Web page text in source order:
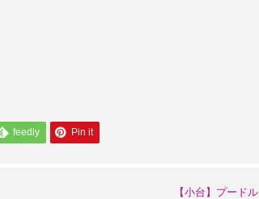
feedly Pin it
【小台】プードル